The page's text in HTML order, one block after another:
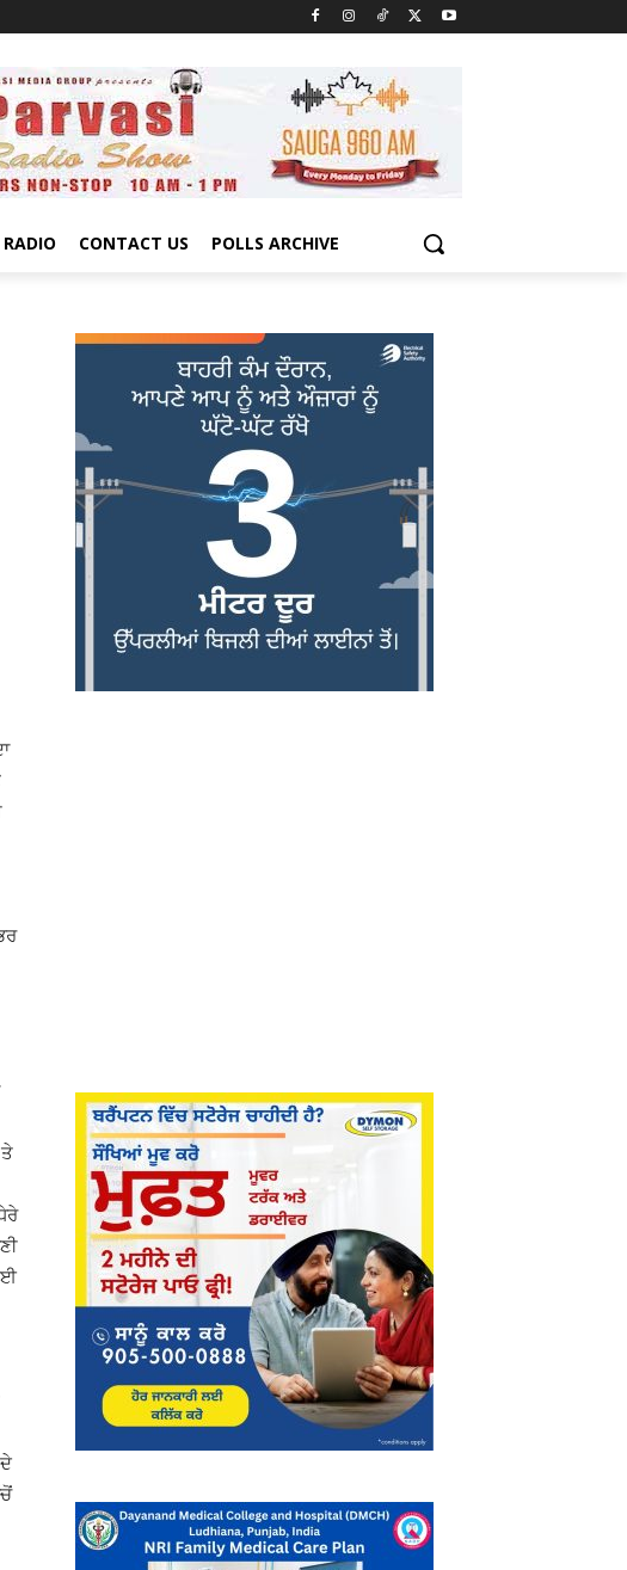
CONTACT US POLLS ARCHIVE